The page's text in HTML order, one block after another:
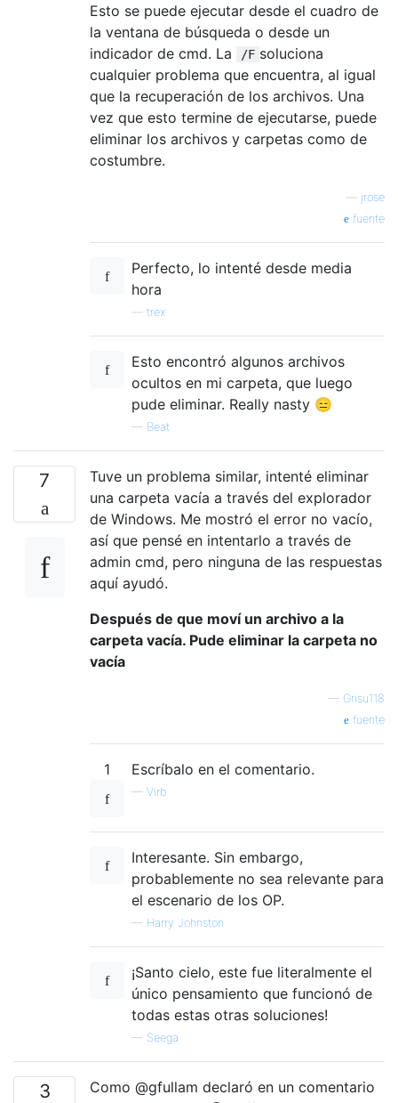
Esto se puede ejecutar desde el cuadro de
la ventana de búsqueda o desde un
indicador de cmd. La
/F soluciona
cualquier problema que encuentra, al igual
que la recuperación de los archivos. Una
vez que esto termine de ejecutarse, puede
eliminar los archivos y carpetas como de
costumbre.
jrose
fuente
Perfecto, lo intenté desde media
hora
trex
Esto encontró algunos archivos
ocultos en mi carpeta, que luego
pude eliminar. Really nasty 😑
— Beat
7
Tuve un problema similar, intenté eliminar
una carpeta vacía a través del explorador
de Windows. Me mostró el error no vacío,
así que pensé en intentarlo a través de
admin cmd, pero ninguna de las respuestas
aquí ayudó.
Después de que moví un archivo a la
carpeta vacía. Pude eliminar la carpeta no
vacía
— Grisu118
fuente
1 Escríbalo en el comentario.
— Virb
Interesante. Sin embargo,
probablemente no sea relevante para
el escenario de los OP.
— Harry Johnston
¡Santo cielo, este fue literalmente el
único pensamiento que funcionó de
todas estas otras soluciones!
— Seega
3
Como @gfullam declaró en un comentario